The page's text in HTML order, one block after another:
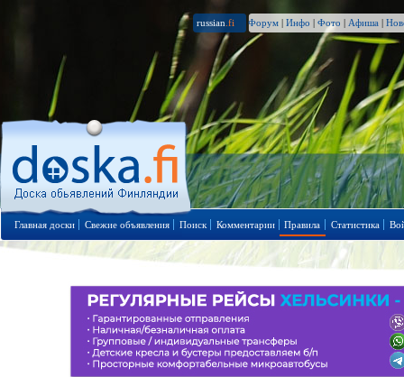
russian .fi Форум | Инфо | Фото | Афиша |
Главная доски Свежие объявления Поиск Комментарии Правила Статистика